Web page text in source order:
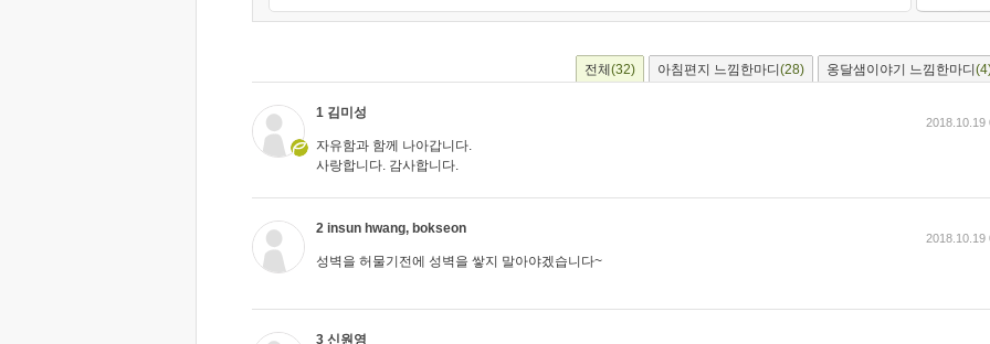
전체(32) 아침편지 느낌한마디(28) 옹달샘이야기 느낌한마디
1 김미성
자유함과 함께 나아갑니다.
사랑합니다. 감사합니다.
2018.10.19
2 insun hwang, bokseon
성벽을 허물기전에 성벽을 쌓지 말아야겠습니다~
2018.10.19
3 신원영